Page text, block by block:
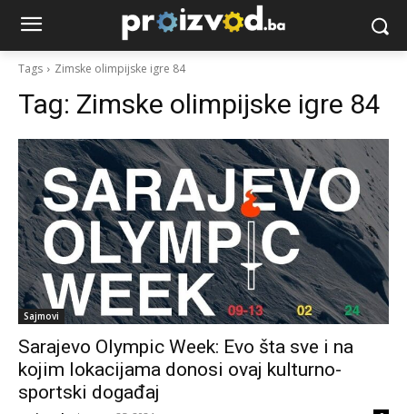
Tags Zimske olimpijske igre 84
Tag: Zimske olimpijske igre 84
Sajmovi
Sarajevo Olympic Week: Evo šta sve i na
kojim lokacijama donosi ovaj kulturno-
sportski događaj